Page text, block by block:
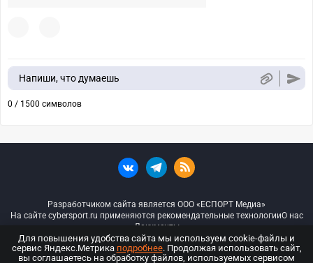
Напиши, что думаешь
0 / 1500 символов
Разработчиком сайта является ООО «ЕСПОРТ Медиа»
На сайте cybersport.ru применяются рекомендательные технологииО нас
Документы
© ООО «Киберспорт.ру» — Все права защищены
Для повышения удобства сайта мы используем cookie-файлы и
сервис Яндекс.Метрика подробнее. Продолжая использовать сайт,
вы соглашаетесь на обработку файлов, используемых сервисом